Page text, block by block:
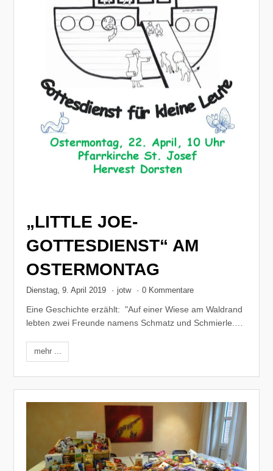
„LITTLE JOE-
GOTTESDIENST“ AM
OSTERMONTAG
Dienstag, 9. April 2019 · jotw · 0 Kommentare
Eine Geschichte erzählt: "Auf einer Wiese am Waldrand
lebten zwei Freunde namens Schmatz und Schmierle.…
mehr ...